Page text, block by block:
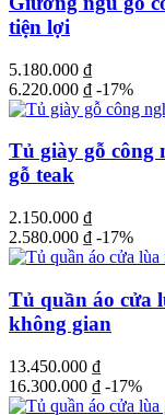
tiện lợi
5.180.000 ₫
6.220.000 ₫ -17%
Tủ giày gỗ công
gỗ teak
2.150.000 ₫
2.580.000 ₫ -17%
Tủ quần áo cửa
không gian
13.450.000 ₫
16.300.000 ₫ -17%